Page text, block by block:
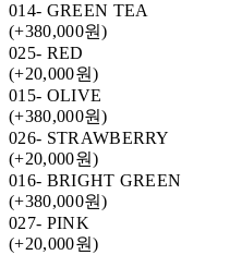
014- GREEN TEA
(+380,000원)
025- RED
(+20,000원)
015- OLIVE
(+380,000원)
026- STRAWBERRY
(+20,000원)
016- BRIGHT GREEN
(+380,000원)
027- PINK
(+20,000원)